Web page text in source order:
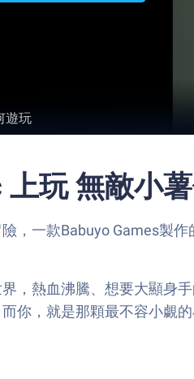
遊玩
上玩 無敵小
，一款Babuyo Games製
，熱血沸騰、想要大顯身
你，就是那顆最不容小覷